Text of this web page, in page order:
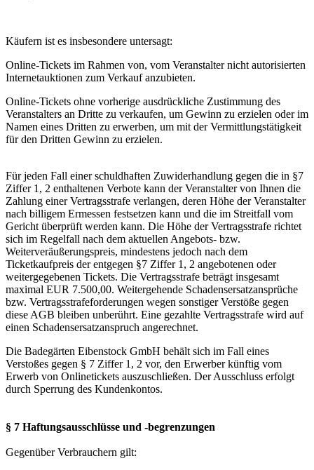
Käufern ist es insbesondere untersagt:
Online-Tickets im Rahmen von, vom Veranstalter nicht autorisierten
Internetauktionen zum Verkauf anzubieten.
Online-Tickets ohne vorherige ausdrückliche Zustimmung des
Veranstalters an Dritte zu verkaufen, um Gewinn zu erzielen oder im
Namen eines Dritten zu erwerben, um mit der Vermittlungstätigkeit
für den Dritten Gewinn zu erzielen.
Für jeden Fall einer schuldhaften Zuwiderhandlung gegen die in §7
Ziffer 1, 2 enthaltenen Verbote kann der Veranstalter von Ihnen die
Zahlung einer Vertragsstrafe verlangen, deren Höhe der Veranstalter
nach billigem Ermessen festsetzen kann und die im Streitfall vom
Gericht überprüft werden kann. Die Höhe der Vertragsstrafe richtet
sich im Regelfall nach dem aktuellen Angebots- bzw.
Weiterveräußerungspreis, mindestens jedoch nach dem
Ticketkaufpreis der entgegen §7 Ziffer 1, 2 angebotenen oder
weitergegebenen Tickets. Die Vertragsstrafe beträgt insgesamt
maximal EUR 7.500,00. Weitergehende Schadensersatzansprüche
bzw. Vertragsstrafeforderungen wegen sonstiger Verstöße gegen
diese AGB bleiben unberührt. Eine gezahlte Vertragsstrafe wird auf
einen Schadensersatzanspruch angerechnet.
Die Badegärten Eibenstock GmbH behält sich im Fall eines
Verstoßes gegen § 7 Ziffer 1, 2 vor, den Erwerber künftig vom
Erwerb von Onlinetickets auszuschließen. Der Ausschluss erfolgt
durch Sperrung des Kundenkontos.
§ 7 Haftungsausschlüsse und -begrenzungen
Gegenüber Verbrauchern gilt: